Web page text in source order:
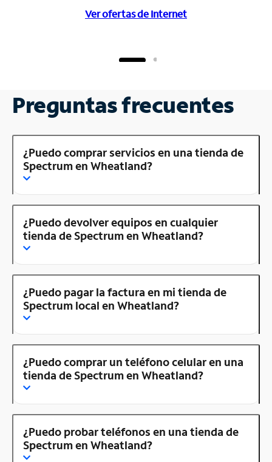
Ver ofertas de Internet
Preguntas frecuentes
¿Puedo comprar servicios en una tienda de
Spectrum en Wheatland?
¿Puedo devolver equipos en cualquier
tienda de Spectrum en Wheatland?
¿Puedo pagar la factura en mi tienda de
Spectrum local en Wheatland?
¿Puedo comprar un teléfono celular en una
tienda de Spectrum en Wheatland?
¿Puedo probar teléfonos en una tienda de
Spectrum en Wheatland?